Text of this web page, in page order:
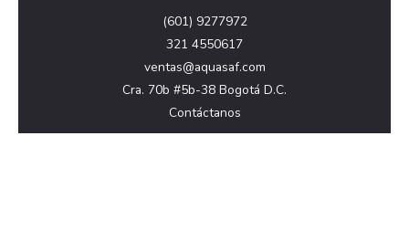
(601) 9277972
321 4550617
ventas@aquasaf.com
Cra. 70b #5b-38 Bogotá D.C.
Contáctanos